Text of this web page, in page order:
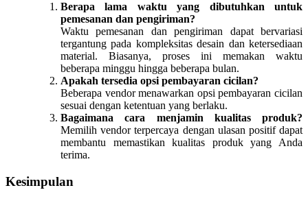
Berapa lama waktu yang dibutuhkan untuk
pemesanan dan pengiriman?
Waktu pemesanan dan pengiriman dapat bervariasi
tergantung pada kompleksitas desain dan ketersediaan
material. Biasanya, proses ini memakan waktu
beberapa minggu hingga beberapa bulan.
Apakah tersedia opsi pembayaran cicilan?
Beberapa vendor menawarkan opsi pembayaran cicilan
sesuai dengan ketentuan yang berlaku.
Bagaimana cara menjamin kualitas produk?
Memilih vendor terpercaya dengan ulasan positif dapat
membantu memastikan kualitas produk yang Anda
terima.
Kesimpulan